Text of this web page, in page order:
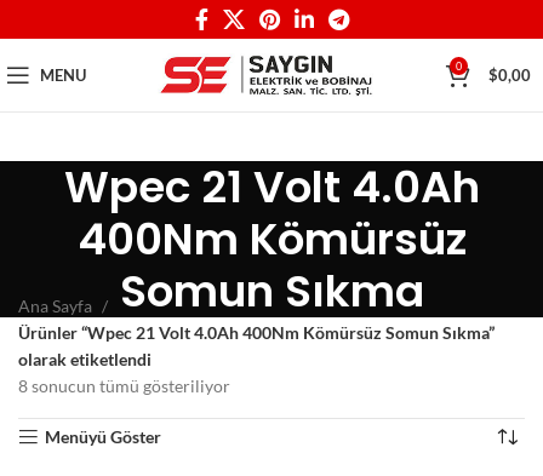
MENU 0 $0,00
Wpec 21 Volt 4.0Ah
400Nm Kömürsüz
Somun Sıkma
Ana Sayfa
Ürünler “Wpec 21 Volt 4.0Ah 400Nm Kömürsüz Somun Sıkma”
olarak etiketlendi
8 sonucun tümü gösteriliyor
Menüyü Göster